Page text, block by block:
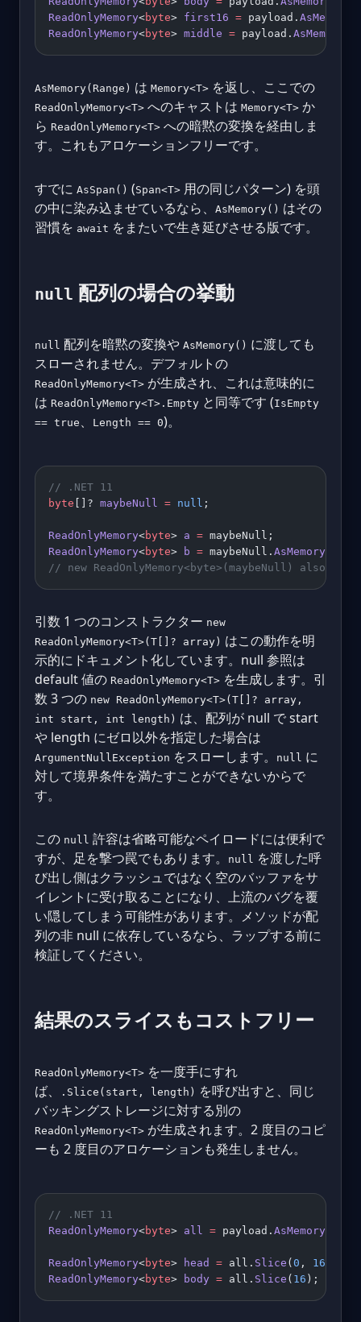
ReadOnlyMemory<byte> first16 = payload. AsMemory
ReadOnlyMemory<byte> middle = payload. AsMemory
AsMemory(Range) は Memory<T> を返し、ここでの
ReadOnlyMemory<T> へのキャストは Memory<T> か
ら ReadOnlyMemory<T> への暗黙の変換を経由しま
す。これもアロケーションフリーです。
すでに AsSpan() (Span<T> 用の同じパターン) を頭
の中に染み込ませているなら、
AsMemory() はその
習慣を await をまたいで生き延びさせる版です。
null 配列の場合の挙動
null 配列を暗黙の変換や AsMemory() に渡しても
スローされません。デフォルトの
ReadOnlyMemory<T> が生成され、これは意味的に
は ReadOnlyMemory<T>.Empty と同等です (IsEmpty
== true 、 Length == 0)。
// .NET 11
byte []? maybeNull = null ;
ReadOnlyMemory<byte> a = maybeNull;
ReadOnlyMemory<byte> b = maybeNull. AsMemory
// new ReadOnlyMemory<byte>(maybeNull) also
引数 1 つのコンストラクター new
ReadOnlyMemory<T>(T[]? array) はこの動作を明
示的にドキュメント化しています。null 参照は
default 値の ReadOnlyMemory<T> を生成します。引
数 3 つの new ReadOnlyMemory<T>(T[]? array,
int start, int length) は、配列が null で start
や length にゼロ以外を指定した場合は
ArgumentNullException をスローします。 null に
対して境界条件を満たすことができないからで
す。
この null 許容は省略可能なペイロードには便利で
すが、足を撃つ罠でもあります。
null を渡した呼
び出し側はクラッシュではなく空のバッファをサ
イレントに受け取ることになり、上流のバグを覆
い隠してしまう可能性があります。メソッドが配
列の非 null に依存しているなら、ラップする前に
検証してください。
結果のスライスもコストフリー
ReadOnlyMemory<T> を一度手にすれ
ば、
.Slice(start, length) を呼び出すと、同じ
バッキングストレージに対する別の
ReadOnlyMemory<T> が生成されます。2 度目のコピ
ーも 2 度目のアロケーションも発生しません。
// .NET 11
ReadOnlyMemory<byte> all = payload. AsMemory
ReadOnlyMemory<byte> head = all. Slice (0 , 16
ReadOnlyMemory<byte> body = all. Slice ( 16 );